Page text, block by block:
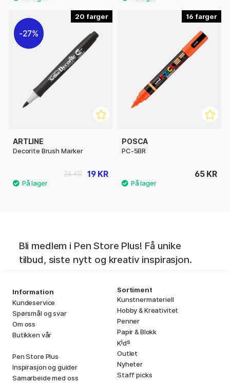
20
27%
ARTLINE
Decorite Brush Marker
19 KR
26 KR
16
POSCA
PC-5BR
65 KR
Bli medlem i Pen Store Plus! Få unike
tilbud, siste nytt og kreativ inspirasjon.
Information
Kundeservice
Spørsmål og svar
Om oss
Butikken vår
Pen Store Plus
Inspirasjon og guider
Samarbeide med oss
Sortiment
Kunstnermateriell
Hobby & Kreativitet
Penner
Papir & Blokk
Kids
Outlet
Nyheter
Staff picks